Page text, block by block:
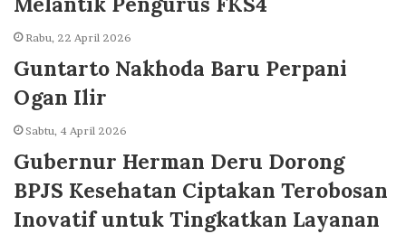
Rabu, 22 April 2026
Guntarto Nakhoda Baru Perpani
Ogan Ilir
Sabtu, 4 April 2026
Gubernur Herman Deru Dorong
BPJS Kesehatan Ciptakan Terobosan
Inovatif untuk Tingkatkan Layanan